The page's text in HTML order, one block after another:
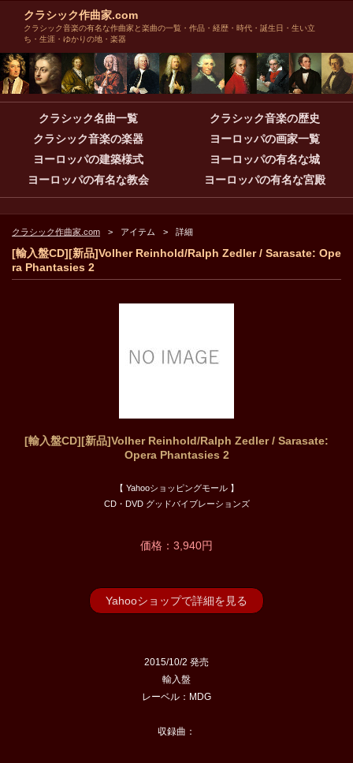
クラシック作曲家.com
クラシック音楽の有名な作曲家と楽曲の一覧・作品・経歴・時代・誕生日・生い立
ち・生涯・ゆかりの地・楽器
クラシック名曲一覧
クラシック音楽の歴史
クラシック音楽の楽器
ヨーロッパの画家一覧
ヨーロッパの建築様式
ヨーロッパの有名な城
ヨーロッパの有名な教会
ヨーロッパの有名な宮殿
クラシック作曲家.com アイテム 詳細
[輸入盤CD][新品]Volher Reinhold/Ralph Zedler / Sarasate: Ope
ra Phantasies 2
[輸入盤CD][新品]Volher Reinhold/Ralph Zedler / Sarasate:
Opera Phantasies 2
【 Yahooショッピングモール 】
CD・DVD グッドバイブレーションズ
価格：3,940円
Yahooショップで詳細を見る
2015/10/2 発売
輸入盤
レーベル：MDG
収録曲：